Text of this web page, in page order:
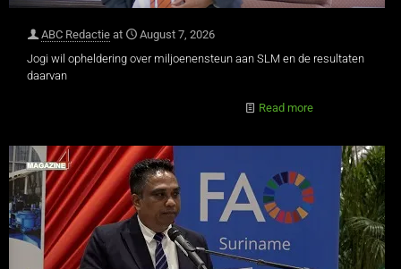
ABC Redactie at
August 7, 2026
Jogi wil opheldering over miljoenensteun aan SLM en de resultaten
daarvan
Read more